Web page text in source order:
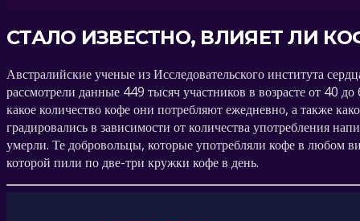
СТАЛО ИЗВЕСТНО, ВЛИЯЕТ ЛИ
Австралийские ученые из Исследовательского института
рассмотрели данные 449 тысяч участников в возрасте от 40
какое количество кофе они потребляют ежедневно, а также
градировались в зависимости от количества употребления
умерли. Те добровольцы, которые употребляли кофе в любом
которой пили по две-три кружки кофе в день.